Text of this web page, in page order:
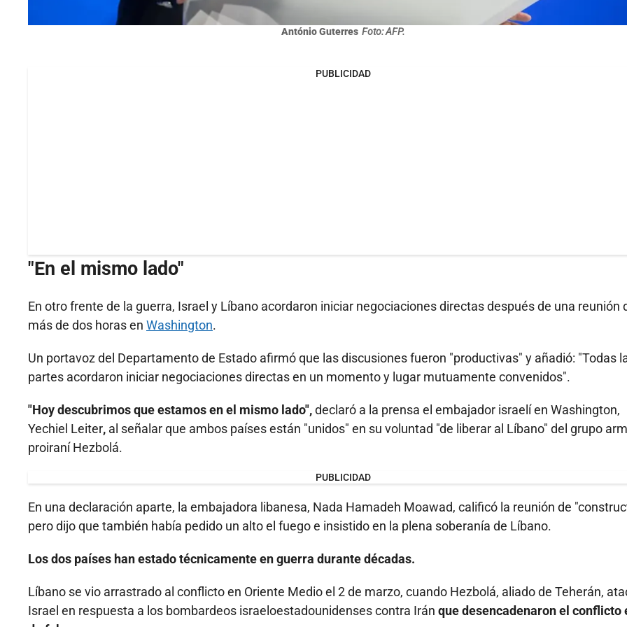
António Guterres Foto: AFP.
PUBLICIDAD
"En el mismo lado"
En otro frente de la guerra, Israel y Líbano acordaron iniciar negociaciones directas después de una reunión
más de dos horas en Washington.
Un portavoz del Departamento de Estado afirmó que las discusiones fueron "productivas" y añadió: "Todas
partes acordaron iniciar negociaciones directas en un momento y lugar mutuamente convenidos".
"Hoy descubrimos que estamos en el mismo lado",declaró a la prensa el embajador israelí en Washington,
Yechiel Leiter, al señalar que ambos países están "unidos" en su voluntad "de liberar al Líbano" del grupo
proiraní Hezbolá.
PUBLICIDAD
En una declaración aparte, la embajadora libanesa, Nada Hamadeh Moawad, calificó la reunión de
pero dijo que también había pedido un alto el fuego e insistido en la plena soberanía de Líbano.
Los dos países han estado técnicamente en guerra durante décadas.
Líbano se vio arrastrado al conflicto en Oriente Medio el 2 de marzo, cuando Hezbolá, aliado de Teherán,
Israel en respuesta a los bombardeos israeloestadounidenses contra Irán que desencadenaron el conflicto